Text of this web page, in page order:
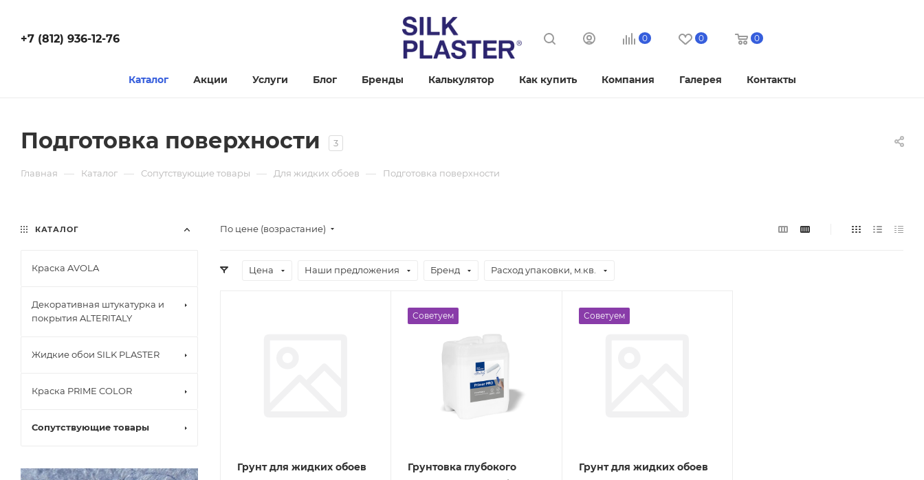
+7 (812) 936-12-76 0 0 0
Каталог Акции Услуги Блог Бренды Калькулятор Как купить Компания Галерея Контакты
Подготовка поверхности 3
Главная — Каталог — Сопутствующие товары — Для жидких обоев — Подготовка поверхности
По цене (возрастание)
Цена Наши предложения Бренд Расход упаковки, м.кв.
Грунт для жидких обоев
Советуем
Грунтовка глубокого
Советуем
Грунт для жидких обоев
КАТАЛОГ
Краска AVOLA
Декоративная штукатурка и
покрытия ALTERITALY
Жидкие обои SILK PLASTER
Краска PRIME COLOR
Сопутствующие товары